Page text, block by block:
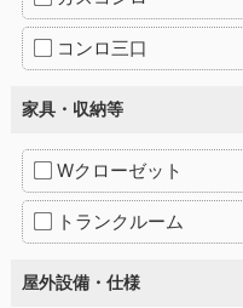
コンロ三口
家具・収納等
Wクローゼット
トランクルーム
屋外設備・仕様